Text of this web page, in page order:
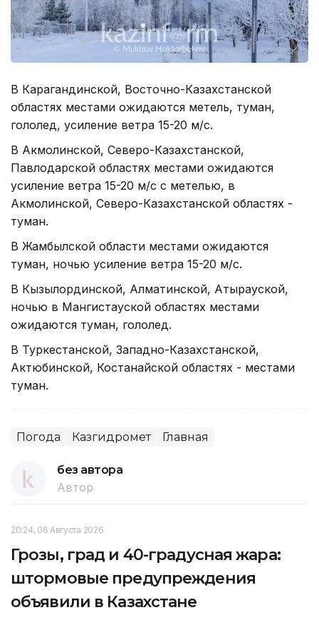
В Карагандинской, Восточно-Казахстанской
областях местами ожидаются метель, туман,
гололед, усиление ветра 15-20 м/с.
В Акмолинской, Северо-Казахстанской,
Павлодарской областях местами ожидаются
усиление ветра 15-20 м/с с метелью, в
Акмолинской, Северо-Казахстанской областях -
туман.
В Жамбылской области местами ожидаются
туман, ночью усиление ветра 15-20 м/с.
В Кызылординской, Алматинской, Атырауской,
ночью в Мангистауской областях местами
ожидаются туман, гололед.
В Туркестанской, Западно-Казахстанской,
Актюбинской, Костанайской областях - местами
туман.
Погода Казгидромет Главная
без автора
Автор
20:24, 06 Августа 2026
Грозы, град и 40-градусная жара:
штормовые предупреждения
объявили в Казахстане